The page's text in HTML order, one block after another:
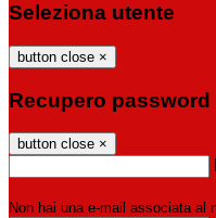
Seleziona utente
button close ×
Recupero password
button close ×
Non hai una e-mail associata al